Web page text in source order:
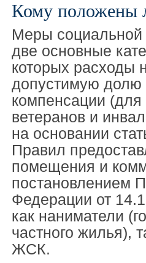
Кому положены
Меры
две основные
которых расходы
допустимую
компенсации
ветеранов и
на основании
Правил
помещения и
постановлением
Федерации от
как наниматели
частного жилья),
ЖСК.